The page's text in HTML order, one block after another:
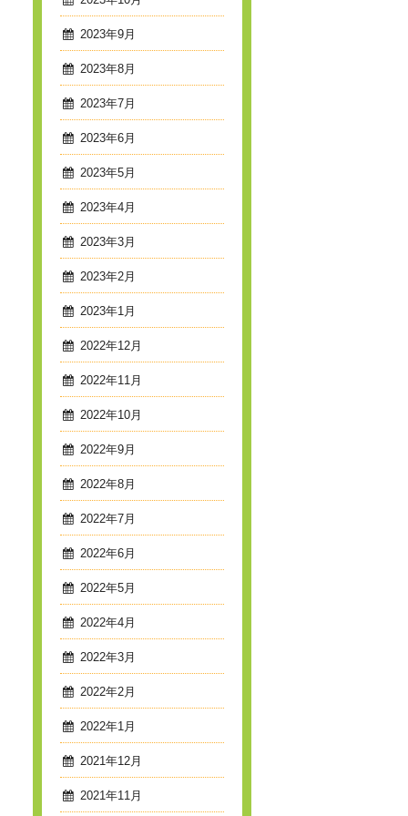
2023年9月
2023年8月
2023年7月
2023年6月
2023年5月
2023年4月
2023年3月
2023年2月
2023年1月
2022年12月
2022年11月
2022年10月
2022年9月
2022年8月
2022年7月
2022年6月
2022年5月
2022年4月
2022年3月
2022年2月
2022年1月
2021年12月
2021年11月